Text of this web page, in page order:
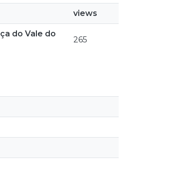
views
do Vale do
265